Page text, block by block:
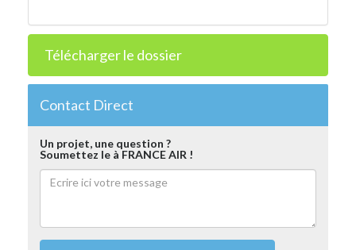
Télécharger le dossier
Contact Direct
Un projet, une question ?
Soumettez le à FRANCE AIR !